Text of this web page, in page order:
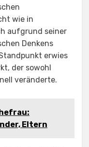
wie in
aufgrund seiner
Denkens
erwies
der sowohl
veränderte.
Eltern